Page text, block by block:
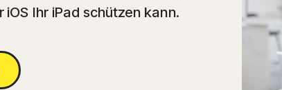
Ihr iPad schützen kann.